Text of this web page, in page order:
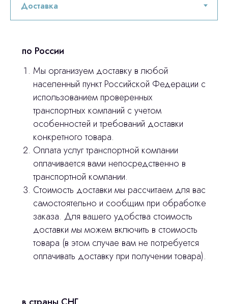
по России
Мы организуем доставку в любой
населенный пункт Российской Федерации с
использованием проверенных
транспортных компаний с учетом
особенностей и требований доставки
конкретного товара.
Оплата услуг транспортной компании
оплачивается вами непосредственно в
транспортной компании.
Стоимость доставки мы рассчитаем для вас
самостоятельно и сообщим при обработке
заказа. Для вашего удобства стоимость
доставки мы можем включить в стоимость
товара (в этом случае вам не потребуется
оплачивать доставку при получении товара).
сделано
Изготовление хирургических шаблонов
stasicus